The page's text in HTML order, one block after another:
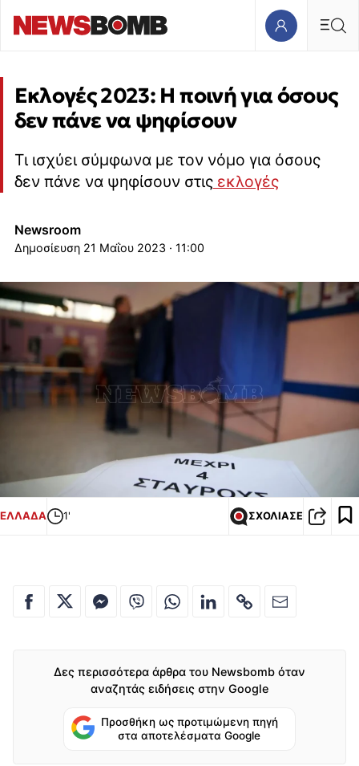
Εκλογές 2023: Η ποινή για όσους
δεν πάνε να ψηφίσουν
Τι ισχύει σύμφωνα με τον νόμο για όσους
δεν πάνε να ψηφίσουν στιςεκλογές
Newsroom
21 Μαΐου 2023 · 11:00
ΕΛΛΑΔΑ 1' ΣΧΟΛΙΑΣΕ
Δες περισσότερα άρθρα του Newsbomb όταν
αναζητάς ειδήσεις στην Google
Προσθήκη ως προτιμώμενη πηγή
στα αποτελέσματα Google